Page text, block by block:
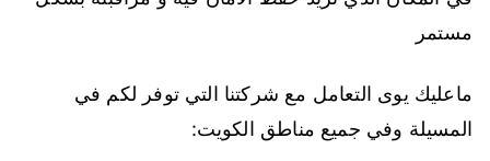
مستمر
ماعليك يوى التعامل مع شركتنا التي توفر لكم في
المسيلة وفي جميع مناطق الكويت: